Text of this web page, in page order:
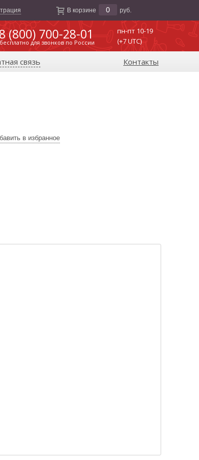
В корзине 0 руб.
(800) 700-28-01
бесплатно для звонков по России
пн-пт 10-19
(+7 UTC)
связь Контакты
в избранное